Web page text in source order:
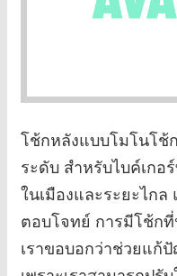
โช้กหลังแบบโมโนโช้
ระดับ สำหรับไบค์เก
ในเมืองและระยะไก
ตอบโจทย์ การมีโช้ก
เราขอบอกว่าช่วยแก้